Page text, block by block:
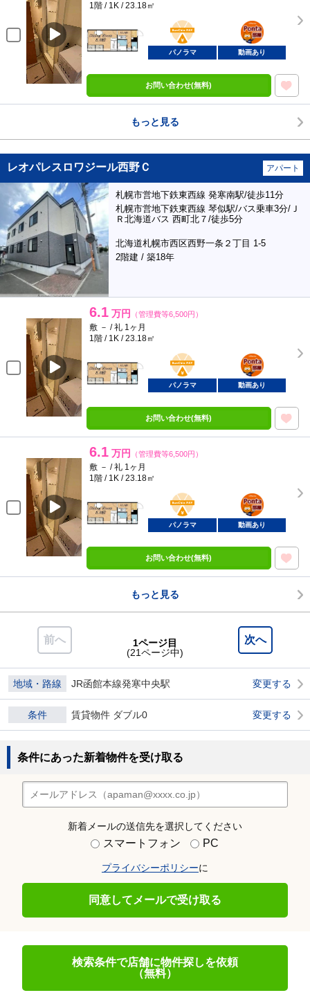
1階 / 1K / 23.18㎡
BunChinPAY
ポンタ
部屋
パノラマ 動画あり
お問い合わせ(無料)
もっと見る
レオパレスロワジール西野Ｃ アパート
札幌市営地下鉄東西線 発寒南駅/徒歩11分
札幌市営地下鉄東西線 琴似駅/バス乗車3分/Ｊ
Ｒ北海道バス 西町北７/徒歩5分
北海道札幌市西区西野一条２丁目 1-5
2階建 / 築18年
6.1 万円 （管理費等6,500円）
敷 － / 礼 1ヶ月
1階 / 1K / 23.18㎡
BunChinPAY
ポンタ
部屋
パノラマ 動画あり
お問い合わせ(無料)
6.1 万円 （管理費等6,500円）
敷 － / 礼 1ヶ月
1階 / 1K / 23.18㎡
BunChinPAY
ポンタ
部屋
パノラマ 動画あり
お問い合わせ(無料)
もっと見る
前へ 次へ
1ページ目
(21ページ中)
地域・路線 JR函館本線発寒中央駅 変更する
条件 賃貸物件 ダブル0 変更する
条件にあった新着物件を受け取る
新着メールの送信先を選択してください
スマートフォン PC
プライバシーポリシーに
同意してメールで受け取る
検索条件で店舗に物件探しを依頼
（無料）